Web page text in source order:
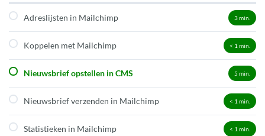
Adreslijsten in Mailchimp 3min.
Koppelen met Mailchimp < 1 min.
Nieuwsbrief opstellen in CMS 5 min.
Nieuwsbrief verzenden in Mailchimp < 1 min.
Statistieken in Mailchimp < 1 min.